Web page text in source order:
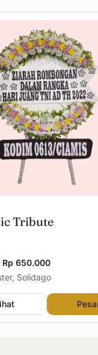
Tribute
Rp 650.000
Solidago